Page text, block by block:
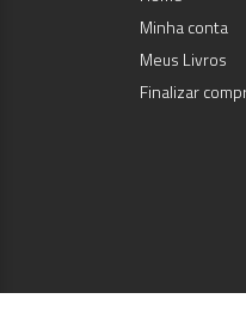
Minha conta
Meus Livros
Finalizar